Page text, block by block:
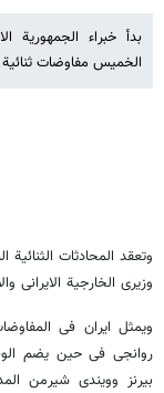
بدأ خبراء الجمهوریة
الخمیس مفاوضات
وتعقد المحادثات
وزیری الخارجیة الایرانی
ویمثل ایران فی
روانجی فی حین یضم
بیرنز وویندی شیرمن